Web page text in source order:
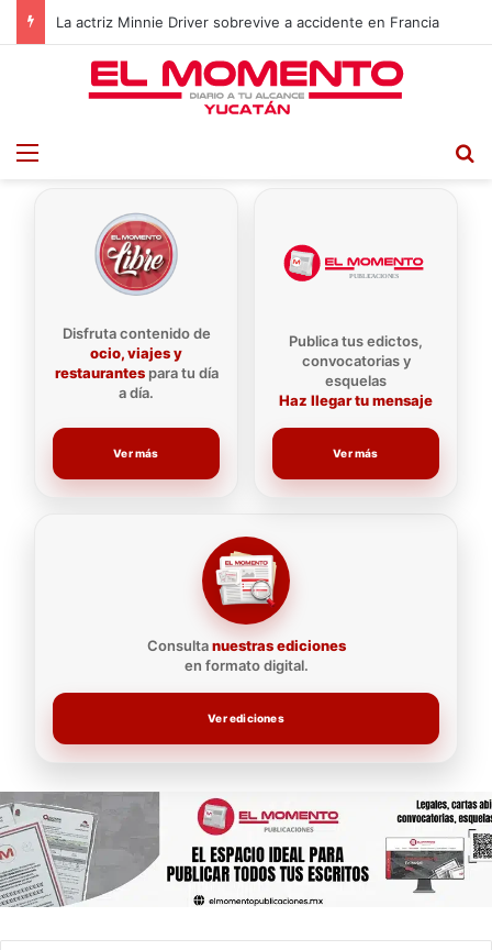
La actriz Minnie Driver sobrevive a accidente en Francia
Menu
Disfruta contenido de
ocio, viajes y
restaurantespara tu día
a día.
Ver más
Consultanuestras ediciones
en formato digital.
Ver ediciones
Publica tus edictos,
convocatorias y
esquelas
Haz llegar tu mensaje
Ver más